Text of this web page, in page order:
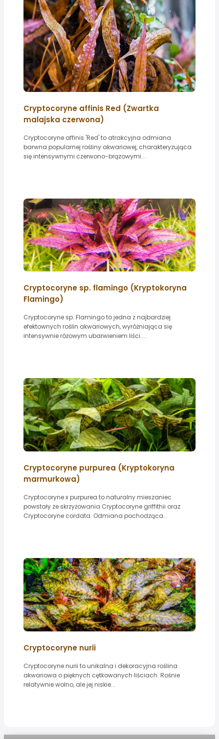
Cryptocoryne affinis Red (Zwartka
malajska czerwona)
Cryptocoryne affinis 'Red' to atrakcyjna odmiana
barwna popularnej rośliny akwariowej, charakteryzująca
się intensywnymi czerwono-brązowymi...
Cryptocoryne sp. flamingo (Kryptokoryna
Flamingo)
Cryptocoryne sp. Flamingo to jedna z najbardziej
efektownych roślin akwariowych, wyróżniająca się
intensywnie różowym ubarwieniem liści....
Cryptocoryne purpurea (Kryptokoryna
marmurkowa)
Cryptocoryne x purpurea to naturalny mieszaniec
powstały ze skrzyżowania Cryptocoryne griffithii oraz
Cryptocoryne cordata. Odmiana pochodząca...
Cryptocoryne nurii
Cryptocoryne nurii to unikalna i dekoracyjna roślina
akwariowa o pięknych cętkowanych liściach. Rośnie
relatywnie wolno, ale jej niskie...